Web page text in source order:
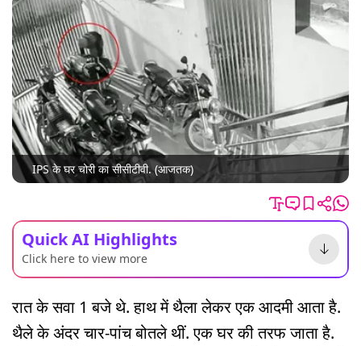
IPS के घर चोरी का सीसीटीवी. (आजतक)
Quick AI Highlights
Click here to view more
रात के सवा 1 बजे थे. हाथ में थैला लेकर एक आदमी आता है.
थैले के अंदर चार-पांच बोतले थीं. एक घर की तरफ जाता है.